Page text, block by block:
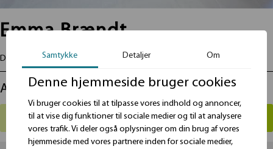
Emma Brændt
Dimension indvendig mål L: 43,0 B: 13,5 H: 9,5 cm
Antal
Samtykke Detaljer Om
Denne hjemmeside bruger cookies
Vi bruger cookies til at tilpasse vores indhold og annoncer,
til at vise dig funktioner til sociale medier og til at analysere
vores trafik. Vi deler også oplysninger om din brug af vores
hjemmeside med vores partnere inden for sociale medier,